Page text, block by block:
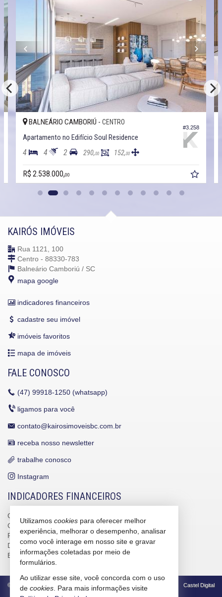
#3.258
BALNEÁRIO CAMBORIÚ - CENTRO
Apartamento no Edifício Soul Residence
4 4 2 290,00 152,00
R$ 2.538.000,00
KAIRÓS IMÓVEIS
Rua 1121, 100
Centro - 88330-783
Balneário Camboriú / SC
mapa google
indicadores financeiros
cadastre seu imóvel
imóveis favoritos
mapa de imóveis
FALE CONOSCO
(47) 99918-1250 (whatsapp)
ligamos para você
contato@kairosimoveisbc.com.br
receba nosso newsletter
trabalhe conosco
Instagram
INDICADORES FINANCEIROS
CUB /
CUB /SCvariação
0,95%
Poupança
0,6738%
Dólar Comercial
R$ 5,09
Euro
R$ 5,88
© 2026 CRECI/SC 4586-J Política de Privacidade Castel Digital
Utilizamos cookies para oferecer melhor
experiência, melhorar o desempenho, analisar
como você interage em nosso site e gravar
informações coletadas por meio de
formulários.
Ao utilizar esse site, você concorda com o uso
de cookies . Para mais informações visite